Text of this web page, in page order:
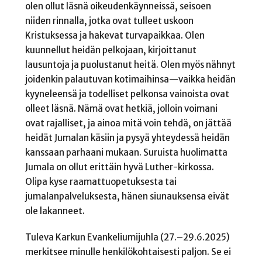
olen ollut läsnä oikeudenkäynneissä, seisoen
niiden rinnalla, jotka ovat tulleet uskoon
Kristuksessa ja hakevat turvapaikkaa. Olen
kuunnellut heidän pelkojaan, kirjoittanut
lausuntoja ja puolustanut heitä. Olen myös nähnyt
joidenkin palautuvan kotimaihinsa—vaikka heidän
kyyneleensä ja todelliset pelkonsa vainoista ovat
olleet läsnä. Nämä ovat hetkiä, jolloin voimani
ovat rajalliset, ja ainoa mitä voin tehdä, on jättää
heidät Jumalan käsiin ja pysyä yhteydessä heidän
kanssaan parhaani mukaan. Suruista huolimatta
Jumala on ollut erittäin hyvä Luther-kirkossa.
Olipa kyse raamattuopetuksesta tai
jumalanpalveluksesta, hänen siunauksensa eivät
ole lakanneet.
Tuleva Karkun Evankeliumijuhla (27.–29.6.2025)
merkitsee minulle henkilökohtaisesti paljon. Se ei